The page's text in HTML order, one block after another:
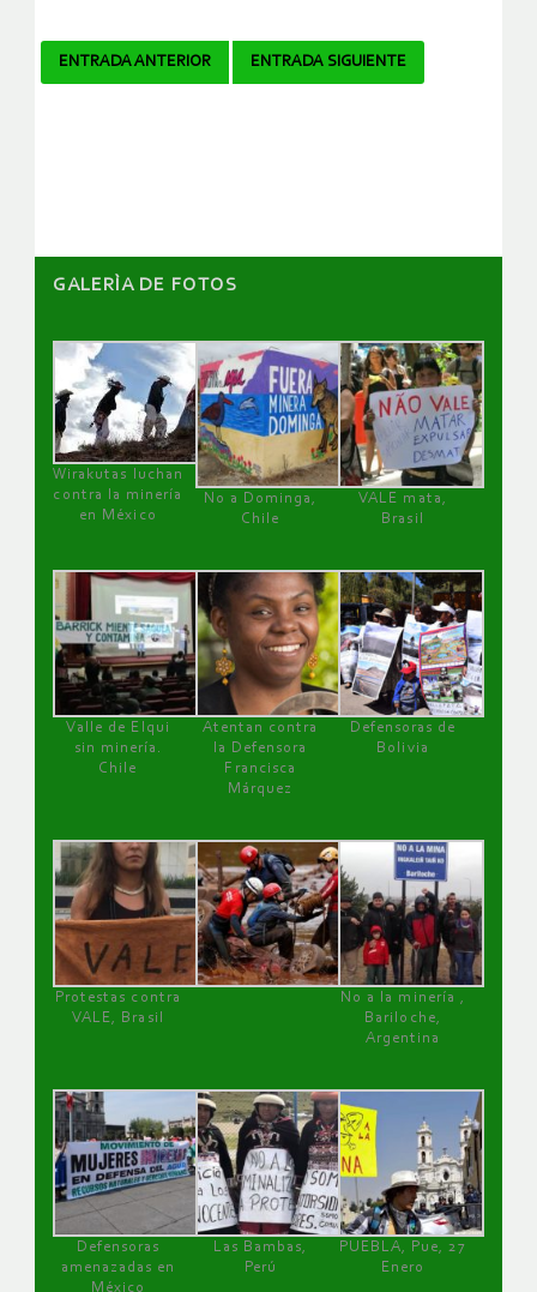
Navegador
ENTRADA ANTERIOR ENTRADA SIGUIENTE
GALERÌA DE FOTOS
Wirakutas luchan
contra la minería
en México
No a Dominga,
Chile
VALE mata,
Brasil
Valle de Elqui
sin minería.
Chile
Atentan contra
la Defensora
Francisca
Márquez
Defensoras de
Bolivia
Protestas contra
VALE, Brasil
No a la minería ,
Bariloche,
Argentina
Defensoras
amenazadas en
México
Las Bambas,
Perú
PUEBLA, Pue, 27
Enero